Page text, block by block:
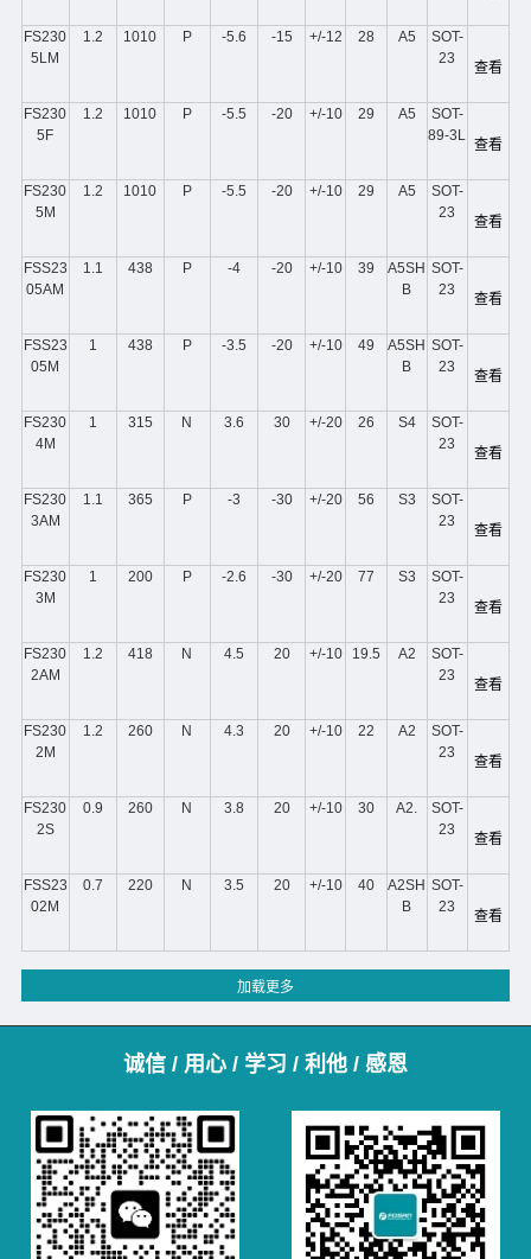
FS230
5LM
1.2 1010 P -5.6 -15 +/-12 28 A5
SOT-
23
查看
FS230
5F
1.2 1010 P -5.5 -20 +/-10 29 A5
SOT-
89-3L
查看
FS230
5M
1.2 1010 P -5.5 -20 +/-10 29 A5
SOT-
23
查看
FSS23
05AM
1.1 438 P -4 -20 +/-10 39
A5SH
B
SOT-
23
查看
FSS23
05M
1 438 P -3.5 -20 +/-10 49
A5SH
B
SOT-
23
查看
FS230
4M
1 315 N 3.6 30 +/-20 26 S4
SOT-
23
查看
FS230
3AM
1.1 365 P -3 -30 +/-20 56 S3
SOT-
23
查看
FS230
3M
1 200 P -2.6 -30 +/-20 77 S3
SOT-
23
查看
FS230
2AM
1.2 418 N 4.5 20 +/-10 19.5 A2
SOT-
23
查看
FS230
2M
1.2 260 N 4.3 20 +/-10 22 A2
SOT-
23
查看
FS230
2S
0.9 260 N 3.8 20 +/-10 30 A2.
SOT-
23
查看
FSS23
02M
0.7 220 N 3.5 20 +/-10 40
A2SH
B
SOT-
23
查看
诚信 / 用心 / 学习 / 利他 / 感恩